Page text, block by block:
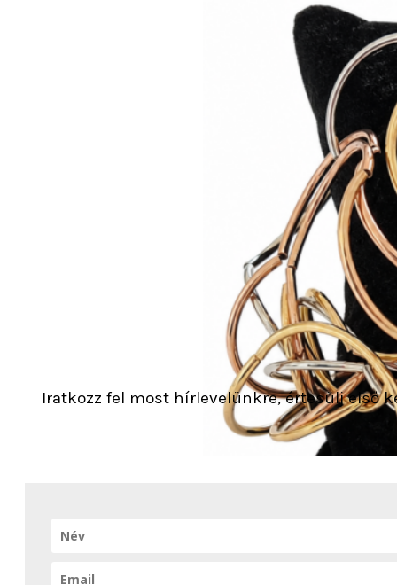
Iratkozz fel most hírlevelünkre, értesülj első